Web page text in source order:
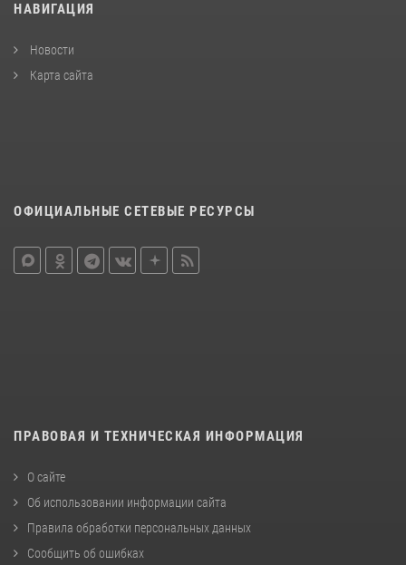
НАВИГАЦИЯ
Новости
Карта сайта
ОФИЦИАЛЬНЫЕ СЕТЕВЫЕ РЕСУРСЫ
ПРАВОВАЯ И ТЕХНИЧЕСКАЯ ИНФОРМАЦИЯ
О сайте
Об использовании информации сайта
Правила обработки персональных данных
Сообщить об ошибках